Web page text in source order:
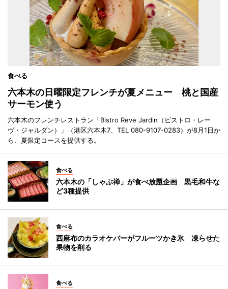
食べる
六本木の日曜限定フレンチが夏メニュー 桃と国産
サーモン使う
六本木のフレンチレストラン「Bistro Reve Jardin（ビストロ・レー
ヴ・ジャルダン）」（港区六本木7、TEL 080-9107-0283）が8月1日か
ら、夏限定コースを提供する。
食べる
六本木の「しゃぶ禅」が食べ放題企画 黒毛和牛な
ど3種提供
食べる
西麻布のカラオケバーがフルーツかき氷 凍らせた
果物を削る
食べる